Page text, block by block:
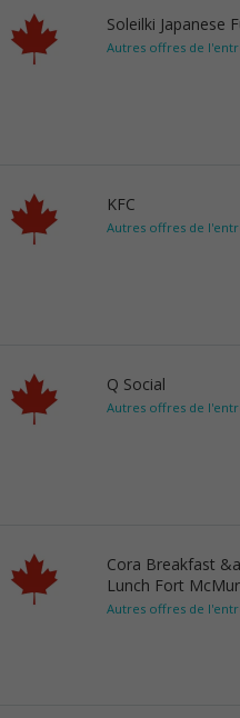
Soleilki Japanese
Autres offres de
KFC
Autres offres de
Q Social
Autres offres de
Cora Breakfast
Lunch Fort
Autres offres de